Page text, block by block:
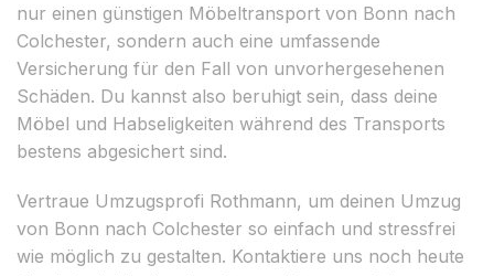
nur einen günstigen Möbeltransport von Bonn nach
Colchester, sondern auch eine umfassende
Versicherung für den Fall von unvorhergesehenen
Schäden. Du kannst also beruhigt sein, dass deine
Möbel und Habseligkeiten während des Transports
bestens abgesichert sind.
Vertraue Umzugsprofi Rothmann, um deinen Umzug
von Bonn nach Colchester so einfach und stressfrei
wie möglich zu gestalten. Kontaktiere uns noch heute